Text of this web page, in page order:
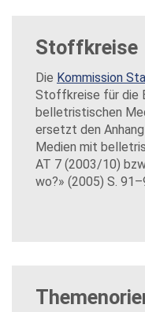
Stoffkreise
Die Kommission
Stoffkreise für die
belletristischen
ersetzt den
Medien mit
AT 7 (2003/10)
wo?» (2005) S.